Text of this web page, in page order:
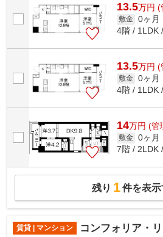
13.5万円 (
敷金 0ヶ月
4階 / 1LDK
13.5万円 (
敷金 0ヶ月
4階 / 1LDK
14万円 (管
敷金 0ヶ月
7階 / 2LDK
残り 1件を表示
賃貸 | マンション コンフォリア・